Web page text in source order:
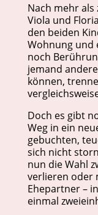
Nach mehr als
Viola und
den beiden
Wohnung und
noch
jemand
können,
Doch es gibt
Weg in ein
gebuchten,
sich nicht
nun die Wahl
verlieren oder
Ehepartner –
einmal